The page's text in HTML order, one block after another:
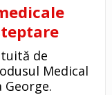
de
Medical